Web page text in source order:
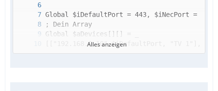
Alles anzeigen